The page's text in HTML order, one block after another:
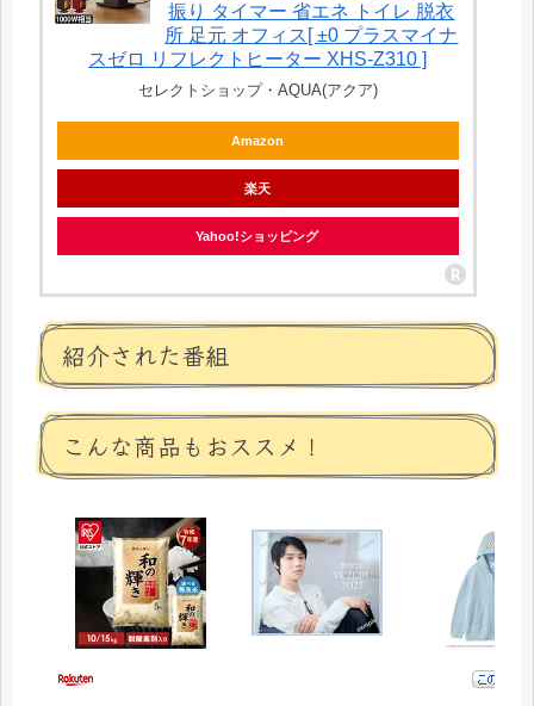
振り タイマー 省エネ トイレ 脱衣
所 足元 オフィス[ ±0 プラスマイナ
スゼロ リフレクトヒーター XHS-Z310 ]
セレクトショップ・AQUA(アクア)
Amazon
楽天
Yahoo!ショッピング
紹介された番組
こんな商品もおススメ！